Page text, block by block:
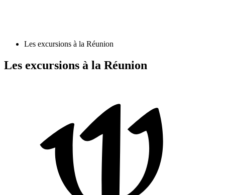
Les excursions à la Réunion
Les excursions à la Réunion